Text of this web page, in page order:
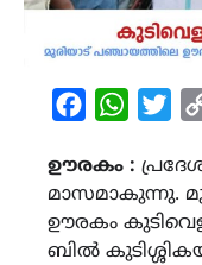
Facebook
ഊരകം :
മാസമാകുന്നു.
ഊരകം
ബിൽ